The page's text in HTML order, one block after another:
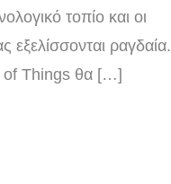
τοπίο και οι
εξελίσσονται ραγδαία.
of Things θα […]